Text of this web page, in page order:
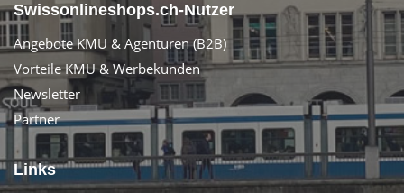
Swissonlineshops.ch-Nutzer
Angebote KMU & Agenturen (B2B)
Vorteile KMU & Werbekunden
Newsletter
Partner
Links